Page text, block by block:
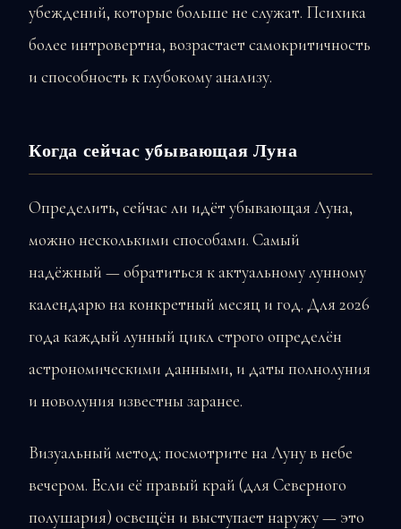
убеждений, которые больше не служат. Психика
более интровертна, возрастает самокритичность
и способность к глубокому анализу.
Когда сейчас убывающая Луна
Определить, сейчас ли идёт убывающая Луна,
можно несколькими способами. Самый
надёжный — обратиться к актуальному лунному
календарю на конкретный месяц и год. Для 2026
года каждый лунный цикл строго определён
астрономическими данными, и даты полнолуния
и новолуния известны заранее.
Визуальный метод: посмотрите на Луну в небе
вечером. Если её правый край (для Северного
полушария) освещён и выступает наружу — это